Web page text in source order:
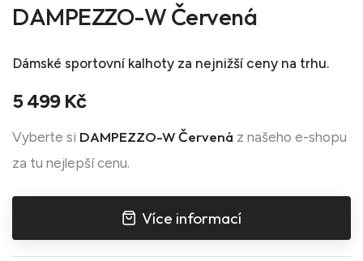
DAMPEZZO-W Červená
Dámské sportovní kalhoty za nejnižší ceny na trhu.
5 499 Kč
Vyberte si DAMPEZZO-W Červená z našeho e-shopu
za tu nejlepší cenu.
Více informací